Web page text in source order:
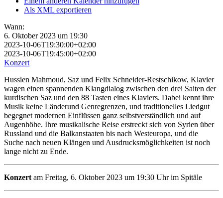
Als XML exportieren
Wann:
6. Oktober 2023 um 19:30
2023-10-06T19:30:00+02:00
2023-10-06T19:45:00+02:00
Konzert
Hussien Mahmoud, Saz und Felix Schneider-Restschikow, Klavier
wagen einen spannenden Klangdialog zwischen den drei Saiten der
kurdischen Saz und den 88 Tasten eines Klaviers. Dabei kennt ihre
Musik keine Länderund Genregrenzen, und traditionelles Liedgut
begegnet modernen Einflüssen ganz selbstverständlich und auf
Augenhöhe. Ihre musikalische Reise erstreckt sich von Syrien über
Russland und die Balkanstaaten bis nach Westeuropa, und die
Suche nach neuen Klängen und Ausdrucksmöglichkeiten ist noch
lange nicht zu Ende.
Konzert am Freitag, 6. Oktober 2023 um 19:30 Uhr im Spitäle